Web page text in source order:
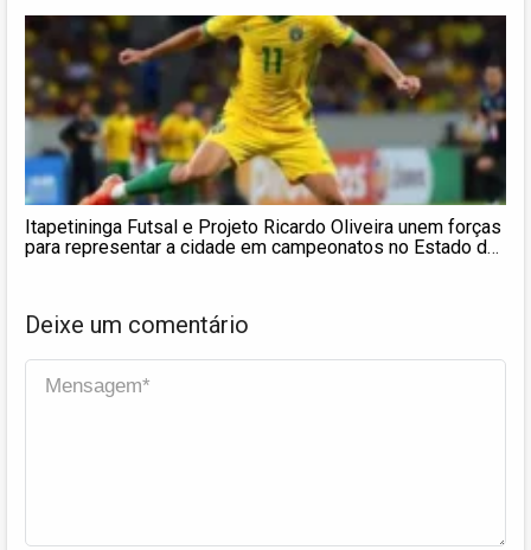
Itapetininga Futsal e Projeto Ricardo Oliveira unem forças
para representar a cidade em campeonatos no Estado de
Deixe um comentário